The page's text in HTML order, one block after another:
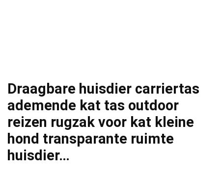
Draagbare huisdier carriertas
ademende kat tas outdoor
reizen rugzak voor kat kleine
hond transparante ruimte
huisdier…